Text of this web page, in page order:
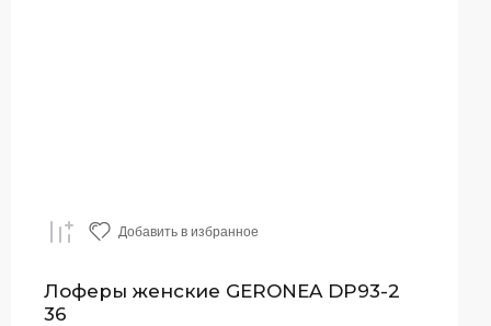
Добавить в избранное
Лоферы женские GERONEA DP93-2
36